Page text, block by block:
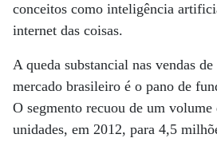
conceitos como inteligência
internet das coisas.
A queda substancial nas vendas
mercado brasileiro é o pano de
O segmento recuou de um
unidades, em 2012, para 4,5